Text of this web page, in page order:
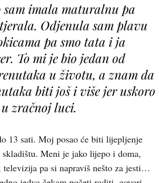
sam imala maturalnu pa
Odjenula sam plavu
pa smo tata i ja
To mi je bio jedan od
u životu, a znam da
biti još i više jer uskoro
zračnoj luci.
13 sati. Moj posao će biti lijepljenje
Meni je jako lijepo i doma,
televizija pa si napraviš nešto za jesti…